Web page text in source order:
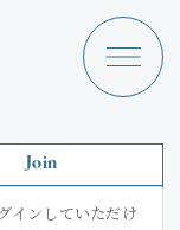
Join
インしていただけ